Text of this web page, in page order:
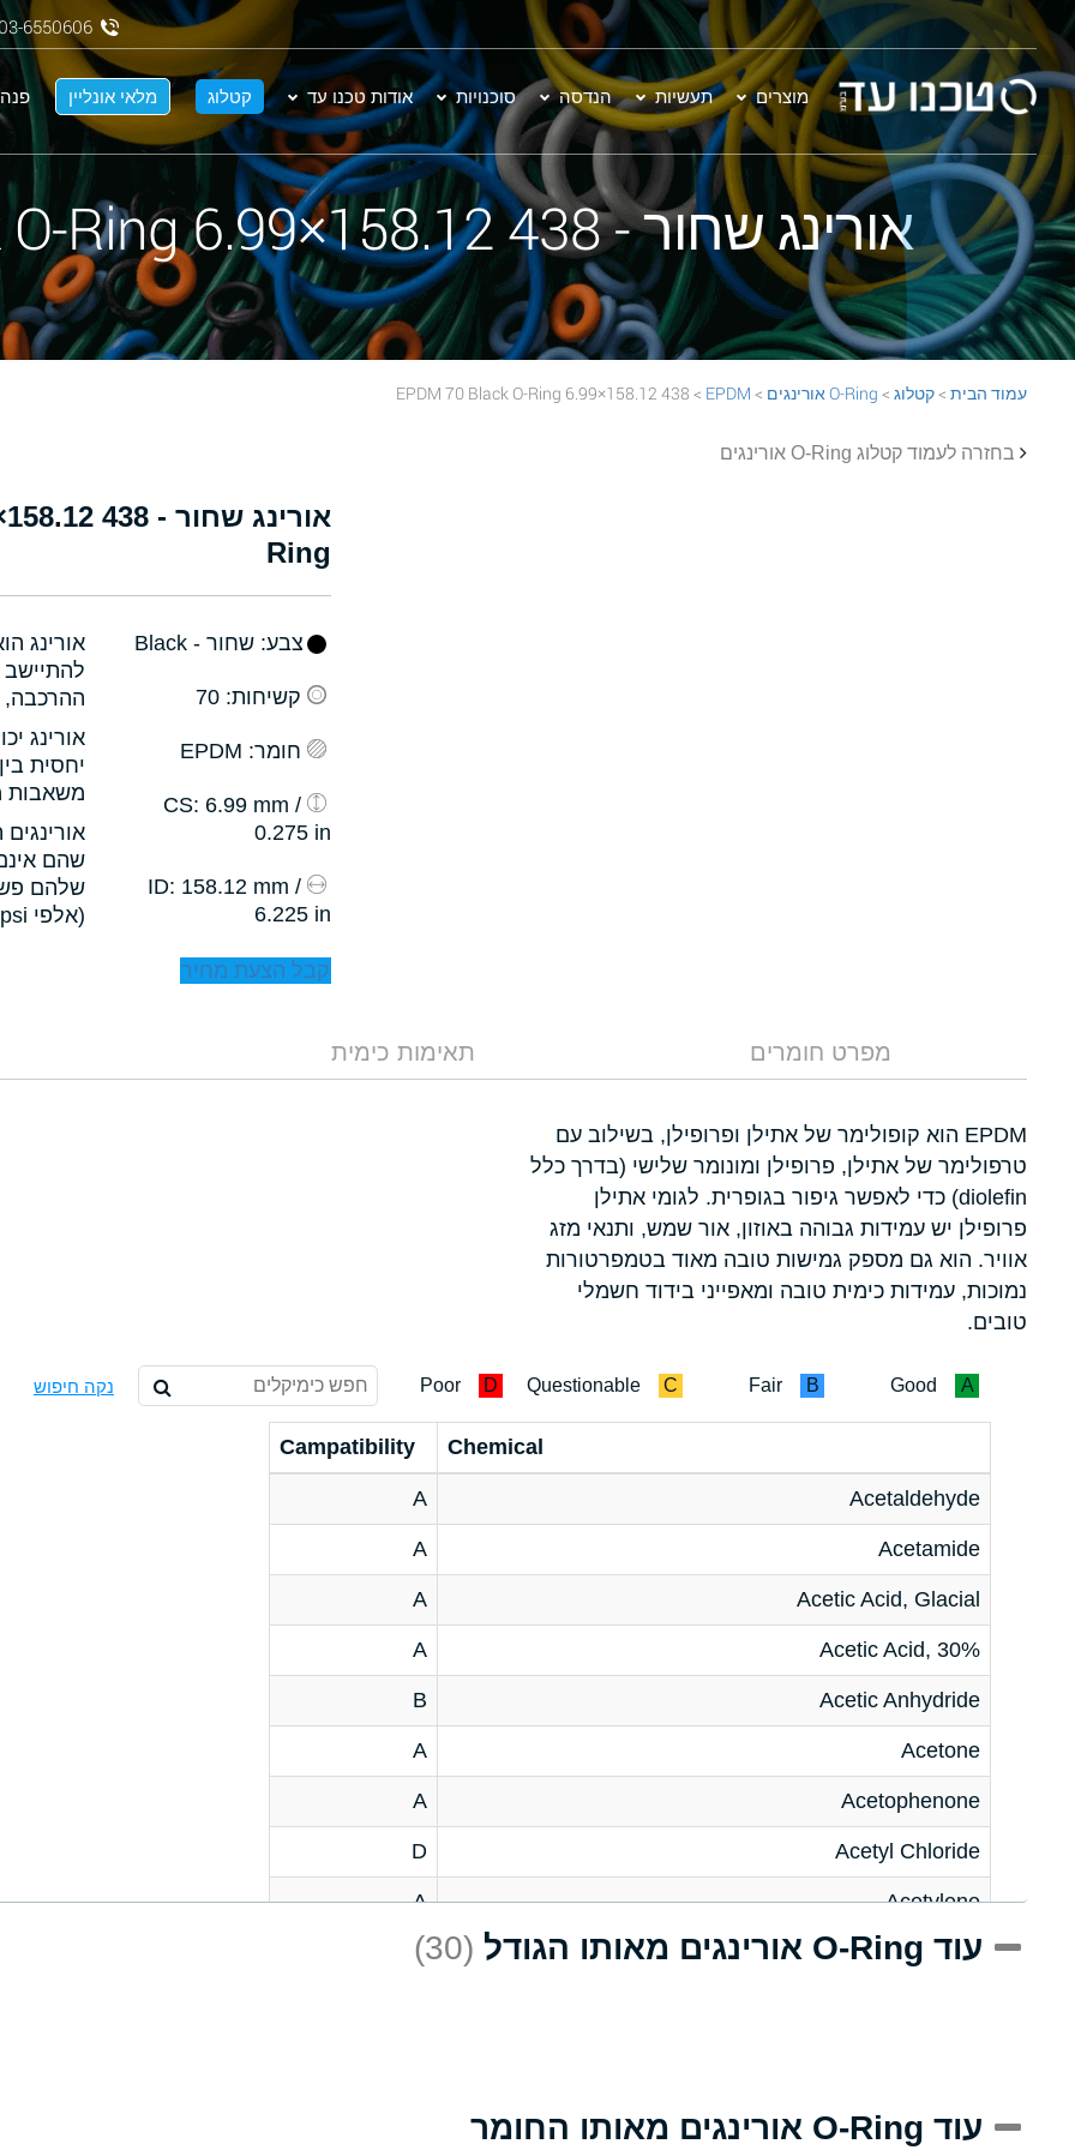
מוצרים תעשיות הנדסה סוכנויות אודות טכנו עד קטלוג מלאי אונליין פנה
03-6550606
אורינג שחור - 438 158.12×6.99 EPDM 70 Black O-Ring
עמוד הבית >קטלוג > O-Ring אורינגים >
EPDM
> 438 158.12×6.99 EPDM 70 Black O-Ring
בחזרה לעמוד קטלוג O-Ring אורינגים
Ring
אורינג
להתיישב
ההרכבה,
אורינג
יחסית
משאבות
שהם
שלהם
(אלפי psi).
צבע: שחור - Black
קשיחות: 70
חומר: EPDM
: 6.99 mm /
0.275 in
: 158.12 mm /
6.225 in
קבל הצעת מחיר
מפרט חומרים תאימות כימית
EPDM הוא קופולימר של אתילן ופרופילן, בשילוב עם
טרפולימר של אתילן, פרופילן ומונומר שלישי (בדרך כלל
diolefin) כדי לאפשר גיפור בגופרית. לגומי אתילן
פרופילן יש עמידות גבוהה באוזון, אור שמש, ותנאי מזג
אוויר. הוא גם מספק גמישות טובה מאוד בטמפרטורות
נמוכות, עמידות כימית טובה ומאפייני בידוד חשמלי
טובים.
A
Good
B
Fair
C
Questionable
D
Poor נקה חיפוש
Chemical
Campatibility
Acetaldehyde
A
Acetamide
A
Acetic Acid, Glacial
A
Acetic Acid, 30%
A
Acetic Anhydride
B
Acetone
A
Acetophenone
A
Acetyl Chloride
D
Acetylene
A
Acrlylonitrile
D עוד O-Ring אורינגים מאותו הגודל (30)
עוד O-Ring אורינגים מאותו החומר